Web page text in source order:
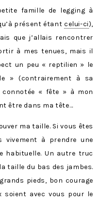
famille de legging à
présent étant celui-ci),
que j’allais rencontrer
à mes tenues, mais il
un peu « reptilien » le
» (contrairement à sa
« fête » à mon
être dans ma tête…
ma taille. Si vous êtes
vivement à prendre une
habituelle. Un autre truc
taille du bas des jambes.
pieds, bon courage
soient avec vous pour le